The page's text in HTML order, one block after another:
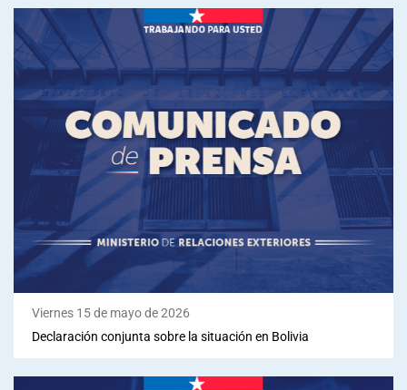
Viernes 15 de mayo de 2026
Declaración conjunta sobre la situación en Bolivia